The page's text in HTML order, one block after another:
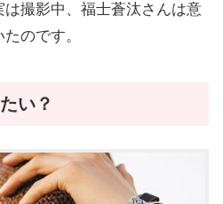
撮影中、福士蒼汰さんは意
のです。
い？